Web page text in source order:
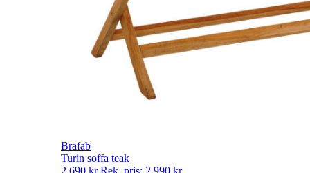
Brafab
Turin soffa teak
2 690 kr Rek. pris: 2 990 kr